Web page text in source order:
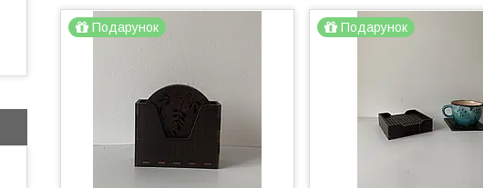
Подарунок Подарунок